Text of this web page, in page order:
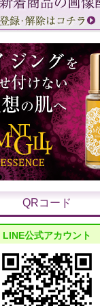
QRコード
LINE公式アカウント